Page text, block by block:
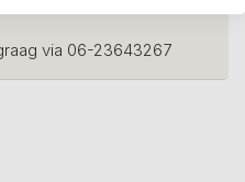
via 06-23643267